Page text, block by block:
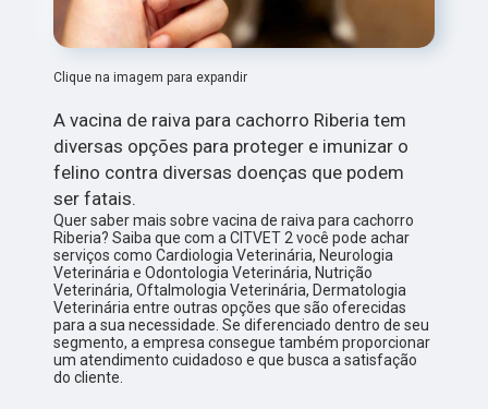
Clique na imagem para expandir
A vacina de raiva para cachorro Riberia tem
diversas opções para proteger e imunizar o
felino contra diversas doenças que podem
ser fatais.
Quer saber mais sobre vacina de raiva para cachorro
Riberia? Saiba que com a CITVET 2 você pode achar
serviços como Cardiologia Veterinária, Neurologia
Veterinária e Odontologia Veterinária, Nutrição
Veterinária, Oftalmologia Veterinária, Dermatologia
Veterinária entre outras opções que são oferecidas
para a sua necessidade. Se diferenciado dentro de seu
segmento, a empresa consegue também proporcionar
um atendimento cuidadoso e que busca a satisfação
do cliente.